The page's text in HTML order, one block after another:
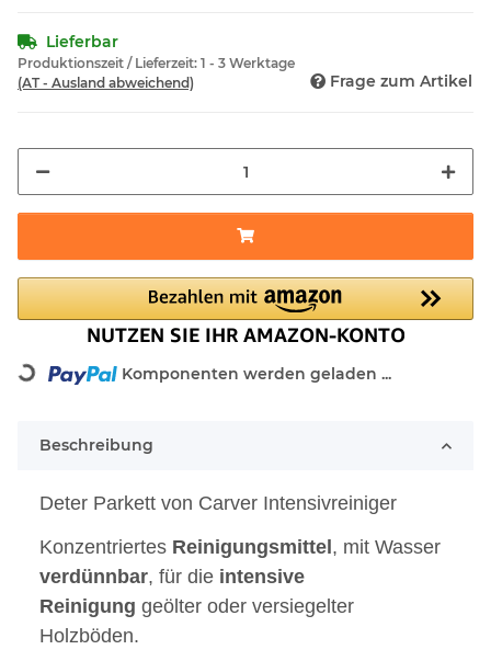
Lieferbar
Produktionszeit / Lieferzeit: 1 - 3 Werktage
(AT - Ausland abweichend)
Frage zum Artikel
Loading... Komponenten werden geladen ...
Beschreibung
Deter Parkett von Carver Intensivreiniger
Konzentriertes Reinigungsmittel , mit Wasser
verdünnbar, für die intensive
Reinigung geölter oder versiegelter
Holzböden.